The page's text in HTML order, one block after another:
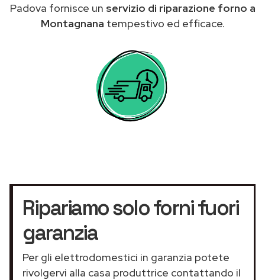
Padova fornisce un servizio di riparazione forno a
Montagnana tempestivo ed efficace.
Ripariamo solo forni fuori
garanzia
Per gli elettrodomestici in garanzia potete
rivolgervi alla casa produttrice contattando il